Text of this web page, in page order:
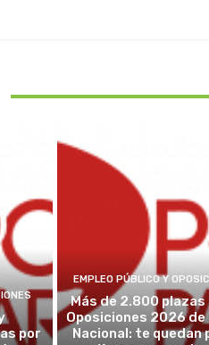
por
EMPLEO PÚBLICO Y
Más de 2.800 plazas
Oposiciones 2026 de
Nacional: te quedan